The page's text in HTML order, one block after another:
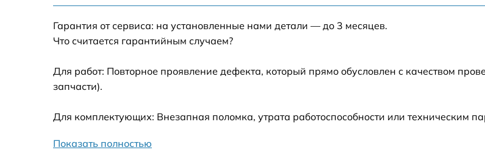
Ремонт встроенного дальнометра и
других устройств
Замена микросхемы логики от 60 мин
Ремонт цепи питания
Гарантия от сервиса: на установленные нами детали — до 3 месяцев.
Что считается гарантийным случаем?
Для работ: Повторное проявление дефекта, который прямо обусловлен с качеством
запчасти).
Для комплектующих: Внезапная поломка, утрата работоспособности или техническим
Показать полностью